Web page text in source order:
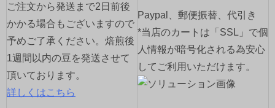
ご注文から発送まで2日前後
かかる場合もございますので
予めご了承ください。焙煎後
1週間以内の豆を発送させて
頂いております。
詳しくはこちら
Paypal、郵便振替、代引き
*当店のカートは「SSL」で個
人情報が暗号化される為安心
してご利用いただけます。